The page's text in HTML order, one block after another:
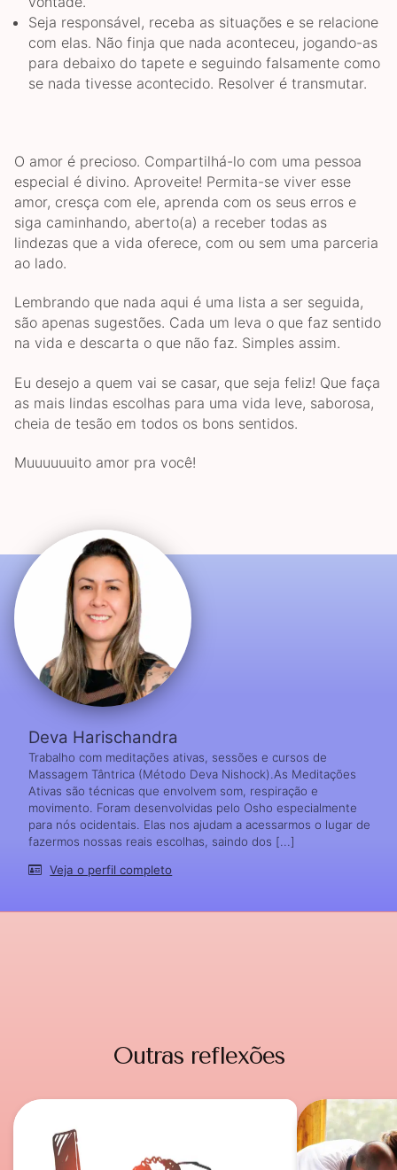
Seja responsável, receba as situações e se relacione
com elas. Não finja que nada aconteceu, jogando-as
para debaixo do tapete e seguindo falsamente como
se nada tivesse acontecido. Resolver é transmutar.
O amor é precioso. Compartilhá-lo com uma pessoa
especial é divino. Aproveite! Permita-se viver esse
amor, cresça com ele, aprenda com os seus erros e
siga caminhando, aberto(a) a receber todas as
lindezas que a vida oferece, com ou sem uma parceria
ao lado.
Lembrando que nada aqui é uma lista a ser seguida,
são apenas sugestões. Cada um leva o que faz sentido
na vida e descarta o que não faz. Simples assim.
Eu desejo a quem vai se casar, que seja feliz! Que faça
as mais lindas escolhas para uma vida leve, saborosa,
cheia de tesão em todos os bons sentidos.
Muuuuuuito amor pra você!
Deva Harischandra
Trabalho com meditações ativas, sessões e cursos de
Massagem Tântrica (Método Deva Nishock).As Meditações
Ativas são técnicas que envolvem som, respiração e
movimento. Foram desenvolvidas pelo Osho especialmente
para nós ocidentais. Elas nos ajudam a acessarmos o lugar de
fazermos nossas reais escolhas, saindo dos [...]
Veja o perfil completo
Outras reflexões